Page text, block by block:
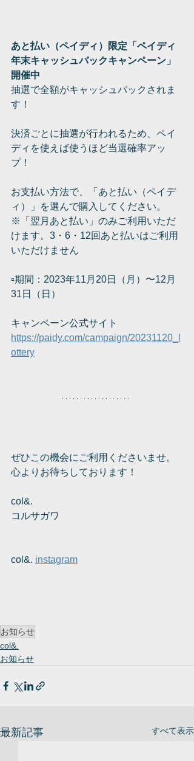
あと払い（ペイディ）限定「ペイディ
年末キャッシュバックキャンペーン」
開催中
抽選で全額がキャッシュバックされま
す！
決済ごとに抽選が行われるため、ペイ
ディを使えば使うほど当選確率アッ
プ！
お支払い方法で、「あと払い（ペイデ
ィ）」を選んで購入してください。
※「翌月あと払い」のみご利用いただ
けます。3・6・12回あと払いはご利用
いただけません
▫️期間：2023年11月20日（月）〜12月
31日（日）
キャンペーン公式サイト
https://paidy.com/campaign/20231120_l
ottery
ぜひこの機会にご利用くださいませ。
心よりお待ちしております！
col&.
コルサガワ
col&. instagram
お知らせ
col&.
お知らせ
最新記事 すべて表示